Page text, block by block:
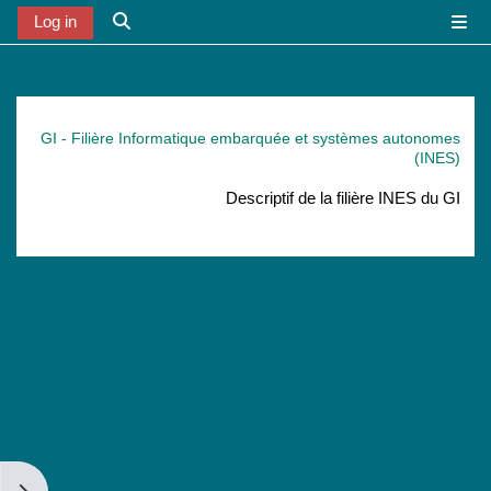
تبديل إدخال
Log in
GI - Filière Informatique embarquée et systèmes autonomes
(INES)
Descriptif de la filière INES du GI